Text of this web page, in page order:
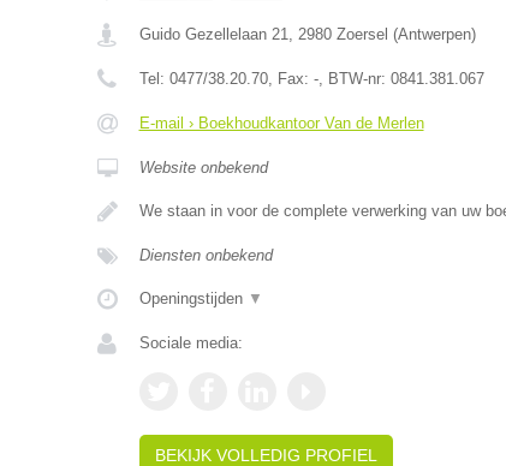
Guido Gezellelaan 21, 2980 Zoersel (Antwerpen)
Tel: 0477/38.20.70, Fax: -, BTW-nr: 0841.381.067
E-mail › Boekhoudkantoor Van de Merlen
Website onbekend
We staan in voor de complete verwerking van uw
Diensten onbekend
Openingstijden ▼
Sociale media:
BEKIJK VOLLEDIG PROFIEL